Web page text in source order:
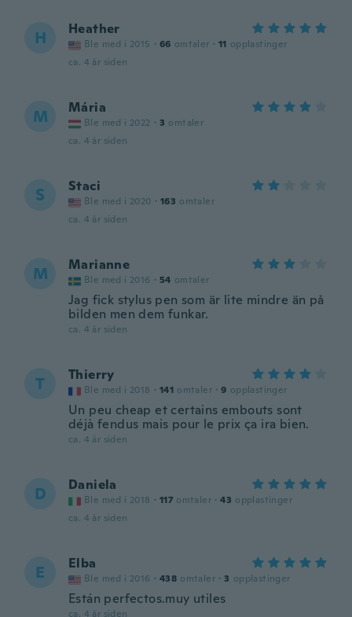
H Heather
Ble med i 2015 · 66 omtaler · 11 opplastinger
ca. 4 år siden
M Mária
Ble med i 2022 · 3 omtaler
ca. 4 år siden
S Staci
Ble med i 2020 · 163 omtaler
ca. 4 år siden
M Marianne
Ble med i 2016 · 54 omtaler
Jag fick stylus pen som är lite mindre än på
bilden men dem funkar.
ca. 4 år siden
T Thierry
Ble med i 2018 · 141 omtaler · 9 opplastinger
Un peu cheap et certains embouts sont
déjà fendus mais pour le prix ça ira bien.
ca. 4 år siden
D Daniela
Ble med i 2018 · 117 omtaler · 43 opplastinger
ca. 4 år siden
E Elba
Ble med i 2016 · 438 omtaler · 3 opplastinger
Están perfectos.muy utiles
ca. 4 år siden